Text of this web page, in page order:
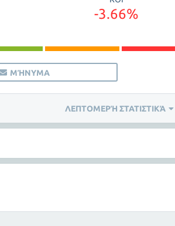
-3.66%
ΜΉΝΥΜΑ
ΛΕΠΤΟΜΕΡΉ ΣΤΑΤΙΣΤΙΚΆ